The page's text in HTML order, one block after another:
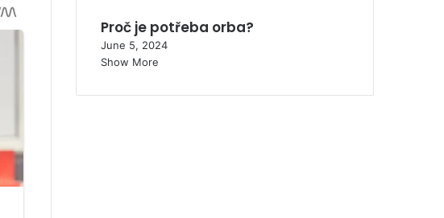
Proč je potřeba orba?
June 5, 2024
Show More